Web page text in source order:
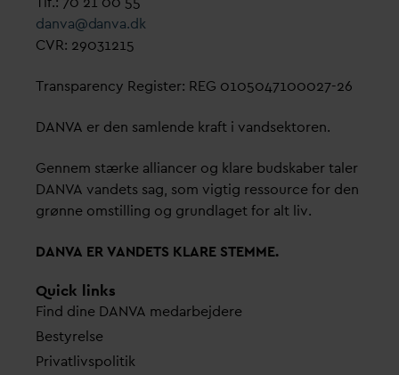
danva@danva.dk
CVR: 29031215
Transparency Register: REG 0105047100027-26
DANVA er den samlende kraft i vandsektoren.
Gennem stærke alliancer og klare budskaber taler
DANVA vandets sag, som vigtig ressource for den
grønne omstilling og grundlaget for alt liv.
DANVA ERVANDETS KLARE STEMME.
Quick links
Find dine DANVA medarbejdere
Bestyrelse
Privatlivspolitik